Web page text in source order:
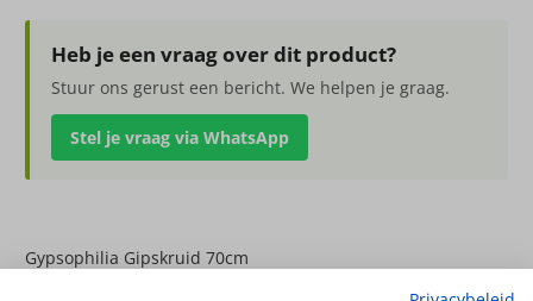
70cm
aantalHeb je een vraag over dit product?
Stuur ons gerust een bericht. We helpen je graag.
Stel je vraag via WhatsApp
Gypsophilia Gipskruid 70cm